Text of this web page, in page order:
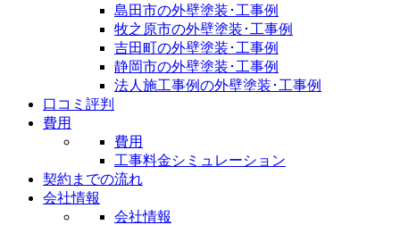
島田市の外壁塗装･工事例
牧之原市の外壁塗装･工事例
吉田町の外壁塗装･工事例
静岡市の外壁塗装･工事例
法人施工事例の外壁塗装･工事例
口コミ評判
費用
費用
工事料金シミュレーション
契約までの流れ
会社情報
会社情報